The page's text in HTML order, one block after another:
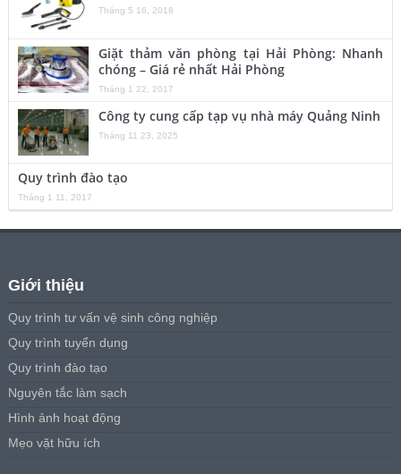
Tháng 5 16, 2018
Giặt thảm văn phòng tại Hải Phòng: Nhanh
chóng – Giá rẻ nhất Hải Phòng
Tháng 1 22, 2017
Công ty cung cấp tạp vụ nhà máy Quảng Ninh
Tháng 11 23, 2025
Quy trình đào tạo
Tháng 1 11, 2017
Giới thiệu
Quy trình tư vấn vệ sinh công nghiệp
Quy trình tuyển dụng
Quy trình đào tạo
Nguyên tắc làm sạch
Hình ảnh hoạt động
Mẹo vặt hữu ích